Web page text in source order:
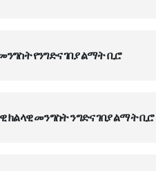
የንግድና ገበያ ልማት ቢሮ
መንግስት ንግድና ገበያ ልማት ቢሮ